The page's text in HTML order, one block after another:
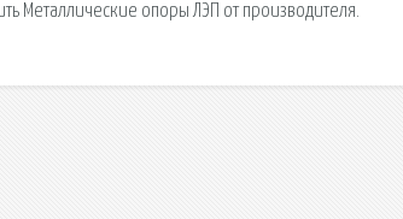
Металлические опоры ЛЭП от производителя.